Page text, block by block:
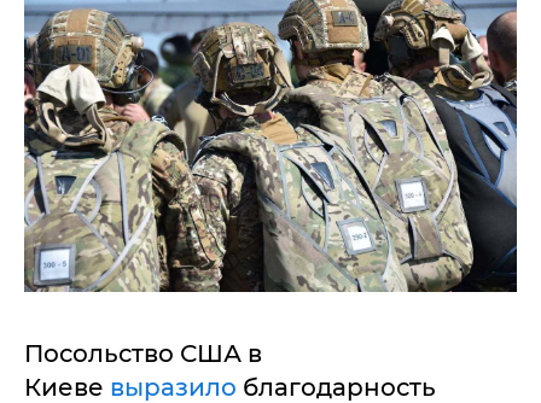
Посольство США в
Киеве выразило благодарность